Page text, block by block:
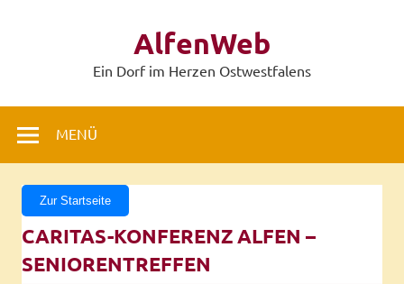
AlfenWeb
Ein Dorf im Herzen Ostwestfalens
MENÜ
Zur Startseite
CARITAS-KONFERENZ ALFEN –
SENIORENTREFFEN